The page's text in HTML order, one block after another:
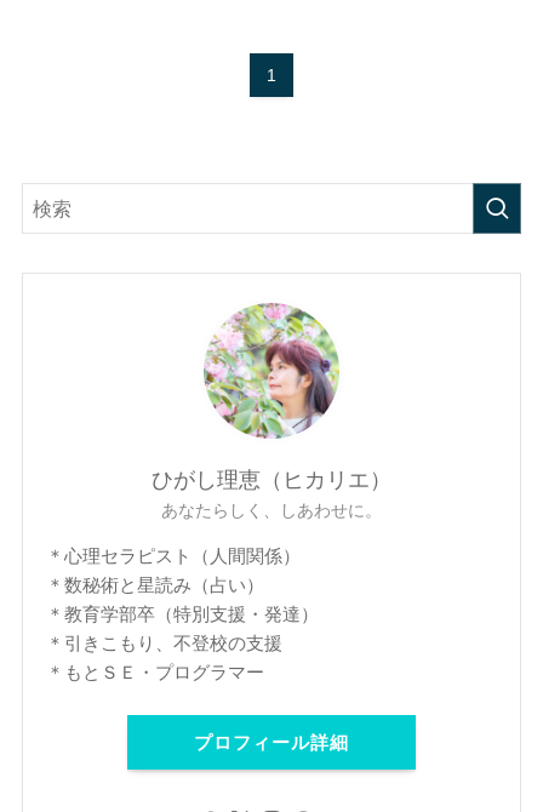
1
ひがし理恵（ヒカリエ）
あなたらしく、しあわせに。
＊心理セラピスト（人間関係）
＊数秘術と星読み（占い）
＊教育学部卒（特別支援・発達）
＊引きこもり、不登校の支援
＊もとＳＥ・プログラマー
プロフィール詳細